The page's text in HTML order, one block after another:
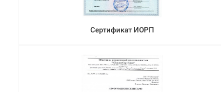
Сертификат ИОРП